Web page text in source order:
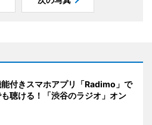
付きスマホアプリ「Radimo」で
聴ける！「渋谷のラジオ」オン